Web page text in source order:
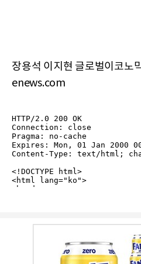
장용석 이지현 글로벌이코노
enews.com